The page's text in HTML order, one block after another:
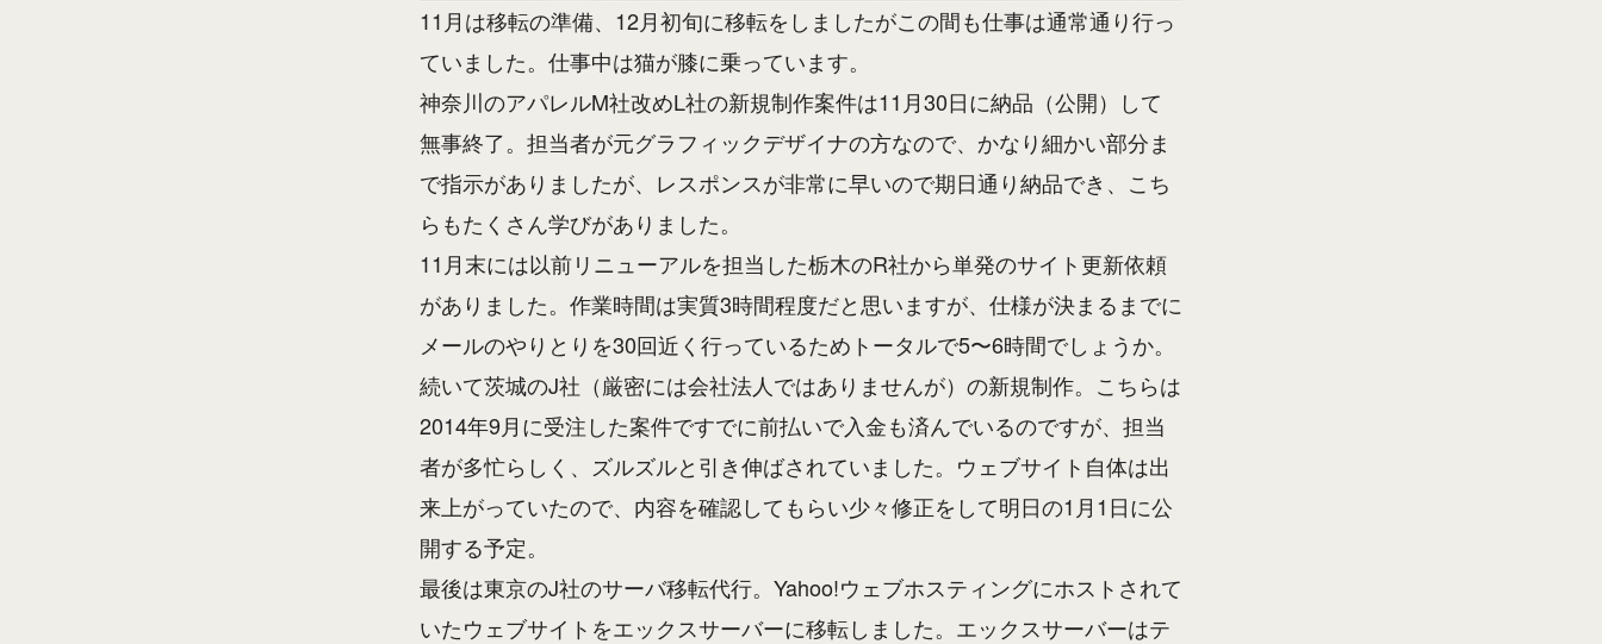
11月は移転の準備、12月初旬に移転をしましたがこの間も仕事は通常通り行っ
ていました。仕事中は猫が膝に乗っています。
神奈川のアパレルM社改めL社の新規制作案件は11月30日に納品（公開）して
無事終了。担当者が元グラフィックデザイナの方なので、かなり細かい部分ま
で指示がありましたが、レスポンスが非常に早いので期日通り納品でき、こち
らもたくさん学びがありました。
11月末には以前リニューアルを担当した栃木のR社から単発のサイト更新依頼
がありました。作業時間は実質3時間程度だと思いますが、仕様が決まるまでに
メールのやりとりを30回近く行っているためトータルで5〜6時間でしょうか。
続いて茨城のJ社（厳密には会社法人ではありませんが）の新規制作。こちらは
2014年9月に受注した案件ですでに前払いで入金も済んでいるのですが、担当
者が多忙らしく、ズルズルと引き伸ばされていました。ウェブサイト自体は出
来上がっていたので、内容を確認してもらい少々修正をして明日の1月1日に公
開する予定。
最後は東京のJ社のサーバ移転代行。Yahoo!ウェブホスティングにホストされて
いたウェブサイトをエックスサーバーに移転しました。エックスサーバーはテ